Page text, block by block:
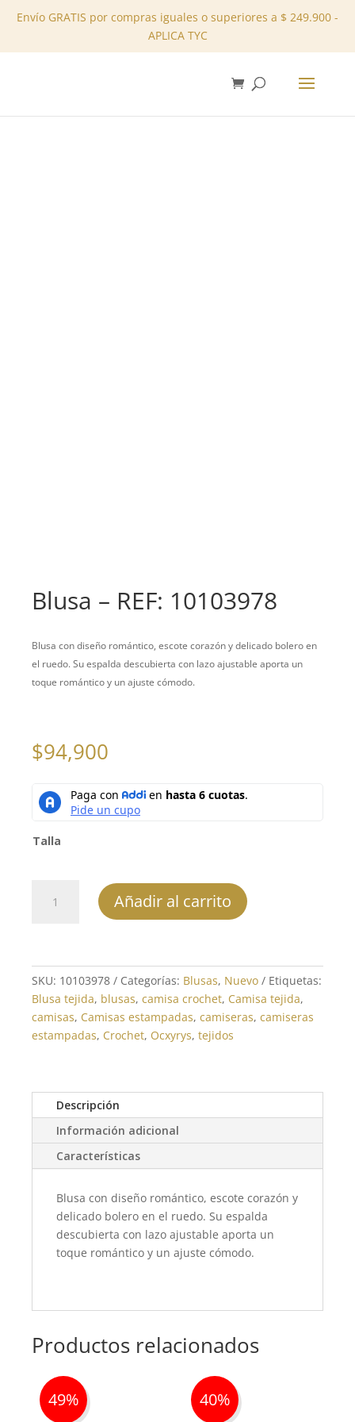
Envío GRATIS por compras iguales o superiores a $ 249.900 -
APLICA TYC
✕
Blusa – REF: 10103978
Blusa con diseño romántico, escote corazón y delicado bolero en
el ruedo. Su espalda descubierta con lazo ajustable aporta un
toque romántico y un ajuste cómodo.
$94,900
Talla
Añadir al carrito
SKU: 10103978 Categorías: Blusas, Nuevo
Etiquetas:
Blusa tejida, blusas, camisa crochet, Camisa tejida,
camisas, Camisas estampadas, camiseras, camiseras
estampadas, Crochet, Ocxyrys, tejidos
Descripción
Información adicional
Características
Blusa con diseño romántico, escote corazón y
delicado bolero en el ruedo. Su espalda
descubierta con lazo ajustable aporta un
toque romántico y un ajuste cómodo.
Productos relacionados
49% 40%